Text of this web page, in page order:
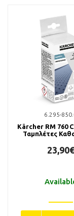
6.295-
Kärcher RM 760
Ταμπλέτες
23,90€